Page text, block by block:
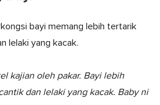
bayi memang lebih tertarik
lelaki yang kacak.
kajian oleh pakar. Bayi lebih
dan lelaki yang kacak. Baby ni